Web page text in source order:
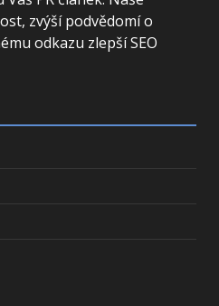
zvýší podvědomí o
odkazu zlepší SEO